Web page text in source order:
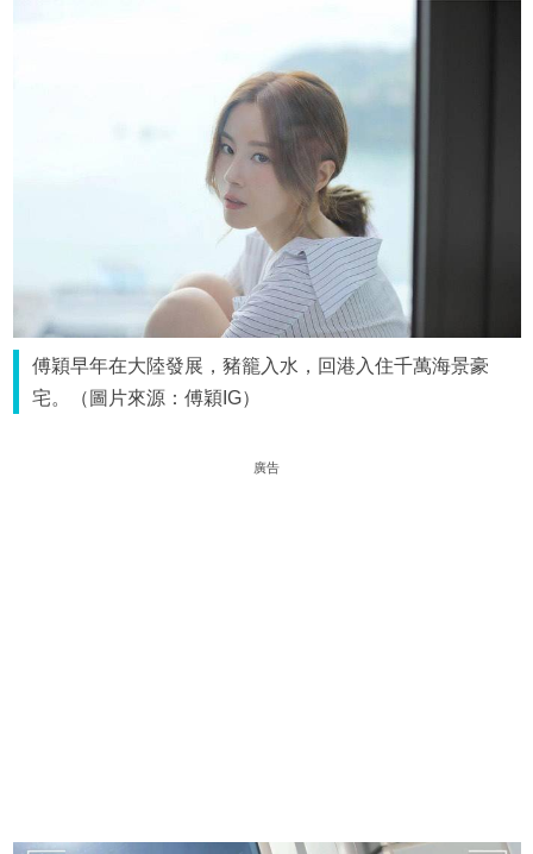
傅穎早年在大陸發展，豬籠入水，回港入住千萬海景豪
宅。（圖片來源：傅穎IG）
廣告